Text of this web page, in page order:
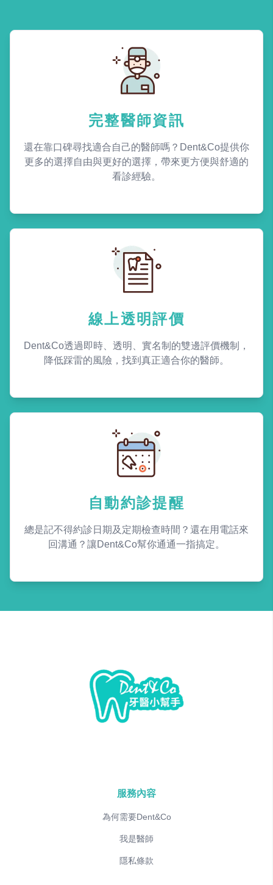
完整醫師資訊
還在靠口碑尋找適合自己的醫師嗎？Dent&Co提供你
更多的選擇自由與更好的選擇，帶來更方便與舒適的
看診經驗。
線上透明評價
Dent&Co透過即時、透明、實名制的雙邊評價機制，
降低踩雷的風險，找到真正適合你的醫師。
自動約診提醒
總是記不得約診日期及定期檢查時間？還在用電話來
回溝通？讓Dent&Co幫你通通一指搞定。
服務內容
為何需要Dent&Co
我是醫師
隱私條款